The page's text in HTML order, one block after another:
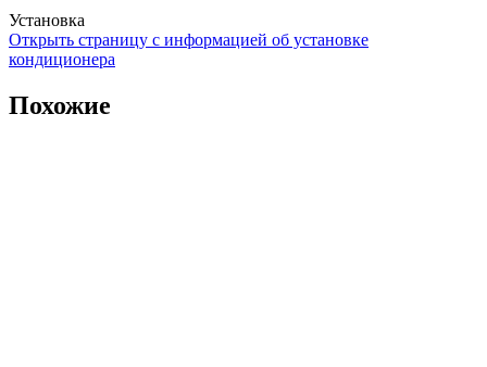
Установка
Открыть страницу с информацией об установке
кондиционера
Похожие